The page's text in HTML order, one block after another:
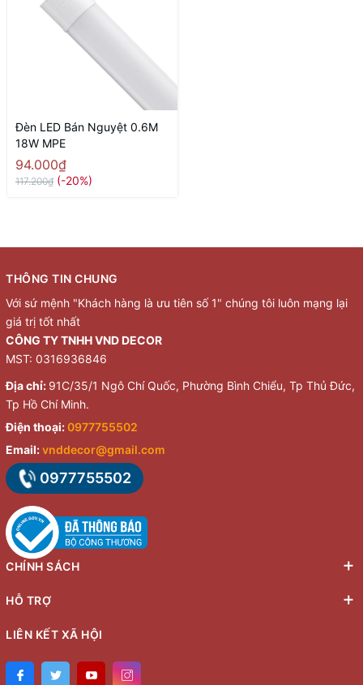
Đèn LED Bán Nguyệt 0.6M
18W MPE
94.000₫
117.200₫ (-20%)
THÔNG TIN CHUNG
Với sứ mệnh "Khách hàng là ưu tiên số 1" chúng tôi luôn mạng lại
giá trị tốt nhất
CÔNG TY TNHH VND DECOR
MST: 0316936846
Địa chỉ: 91C/35/1 Ngô Chí Quốc, Phường Bình Chiểu, Tp Thủ Đức,
Tp Hồ Chí Minh.
Điện thoại: 0977755502
Email:vnddecor@gmail.com
0977755502
CHÍNH SÁCH
HỖ TRỢ
LIÊN KẾT XÃ HỘI